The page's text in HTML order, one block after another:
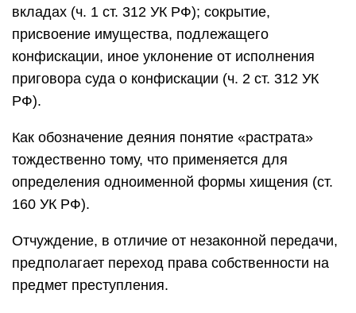
вкладах (ч. 1 ст. 312 УК РФ); сокрытие,
присвоение имущества, подлежащего
конфискации, иное уклонение от исполнения
приговора суда о конфискации (ч. 2 ст. 312 УК
РФ).
Как обозначение деяния понятие «растрата»
тождественно тому, что применяется для
определения одноименной формы хищения (ст.
160 УК РФ).
Отчуждение, в отличие от незаконной передачи,
предполагает переход права собственности на
предмет преступления.